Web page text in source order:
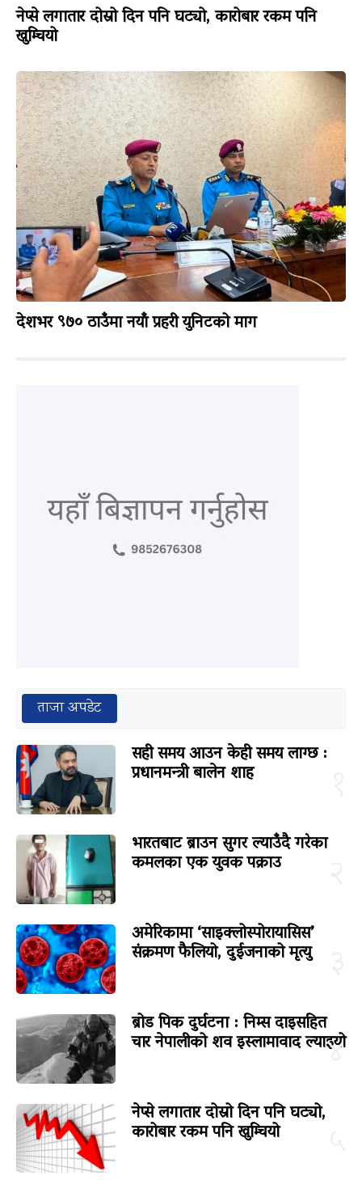
नेप्से लगातार दोस्रो दिन पनि घट्यो, कारोबार रकम पनि
खुम्चियो
देशभर ९७० ठाउँमा नयाँ प्रहरी युनिटको माग
ताजा अपडेट
सही समय आउन केही समय लाग्छ :
प्रधानमन्त्री बालेन शाह
भारतबाट ब्राउन सुगर ल्याउँदै गरेका
कमलका एक युवक पक्राउ
अमेरिकामा ‘साइक्लोस्पोरायासिस’
संक्रमण फैलियो, दुईजनाको मृत्यु
४
ब्रोड पिक दुर्घटना : निम्स दाइसहित
चार नेपालीको शव इस्लामावाद ल्याइयो
नेप्से लगातार दोस्रो दिन पनि घट्यो,
कारोबार रकम पनि खुम्चियो